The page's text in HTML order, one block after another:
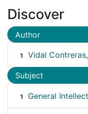
Discover
Author
1 Vidal
Subject
1 General Intellect